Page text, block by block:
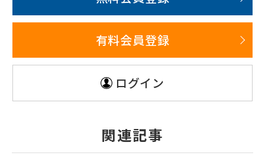
有料会員登録
ログイン
関連記事